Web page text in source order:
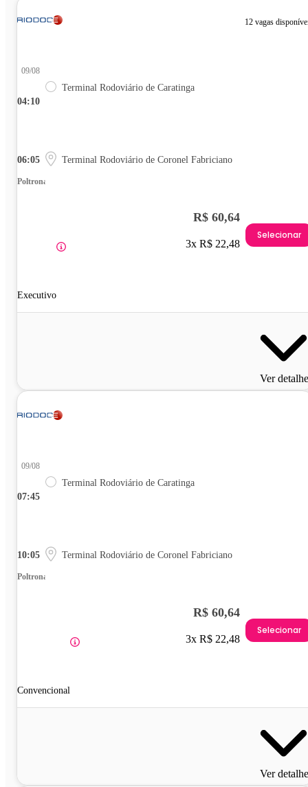
12 vagas
04:10
09/08
Terminal Rodoviário de Caratinga
06:05 Terminal Rodoviário de Coronel Fabriciano
Poltrona
Executivo
R$ 60,64
3x R$ 22,48
Selecionar
Ver
07:45
09/08
Terminal Rodoviário de Caratinga
10:05 Terminal Rodoviário de Coronel Fabriciano
Poltrona
Convencional
R$ 60,64
3x R$ 22,48
Selecionar
Ver